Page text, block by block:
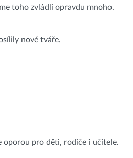
toho zvládli opravdu mnoho.
nové tváře.
oporou pro děti, rodiče i učitele.